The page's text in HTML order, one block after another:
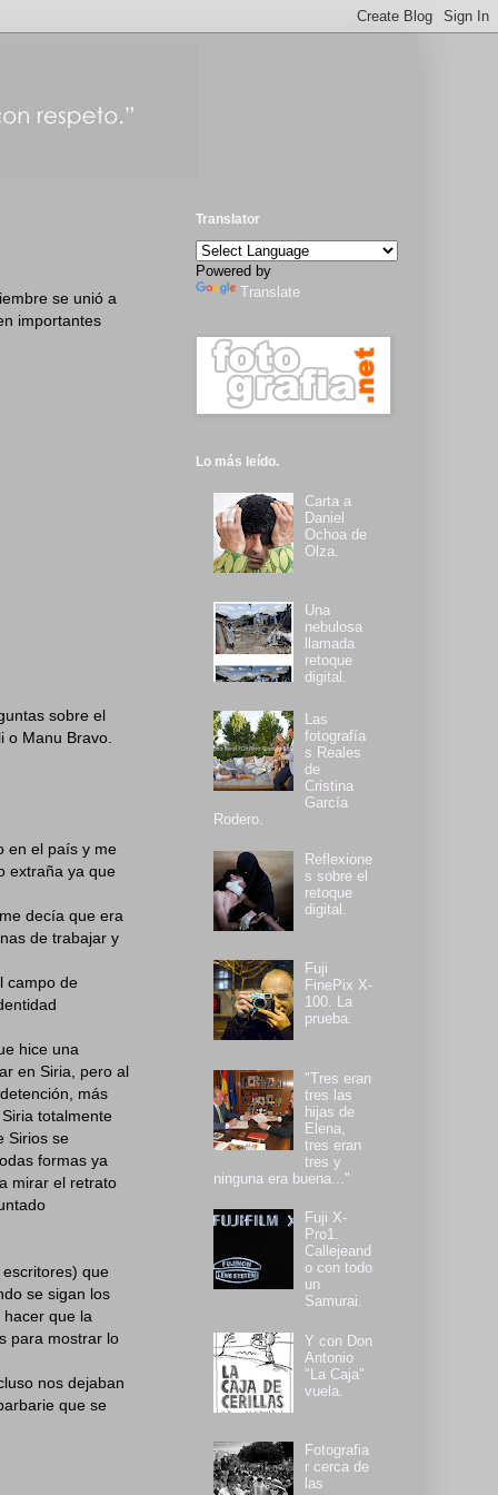
se unió a
importantes
sobre el
o Manu Bravo.
en el país y me
extraña ya que
decía que era
de trabajar y
campo de
hice una
en Siria, pero al
más
totalmente
Sirios se
formas ya
mirar el retrato
que
se sigan los
que la
para mostrar lo
nos dejaban
que se
Translator
Powered by
Translate
Lo más leído.
Carta a
Daniel
Ochoa de
Olza.
Una
nebulosa
llamada
retoque
digital.
Las
fotografía
s Reales
de
Cristina
García
Rodero.
Reflexione
s sobre el
retoque
digital.
Fuji
FinePix X-
100. La
prueba.
"Tres eran
tres las
hijas de
Elena,
tres eran
tres y
ninguna era buena..."
Fuji X-
Pro1.
Callejeand
o con todo
un
Samurai.
Y con Don
Antonio
"La Caja"
vuela.
Fotografia
r cerca de
las